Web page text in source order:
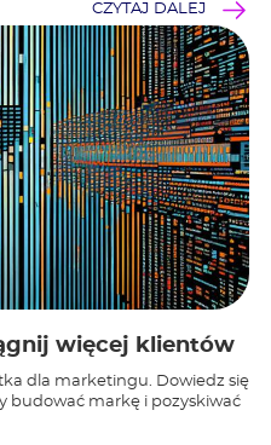
CZYTAJ DALEJ
więcej klientów
dla marketingu. Dowiedz się
budować markę i pozyskiwać